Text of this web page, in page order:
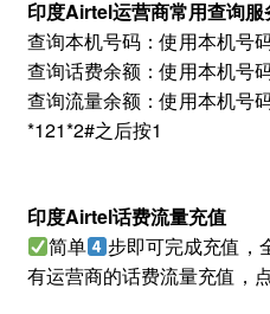
印度Airtel运营商常用查询服
查询本机号码：使用本机号
查询话费余额：使用本机号
查询流量余额：使用本机号
*121*2#之后按1
印度Airtel话费流量充值
简单
步即可完成充值，
有运营商的话费流量充值，